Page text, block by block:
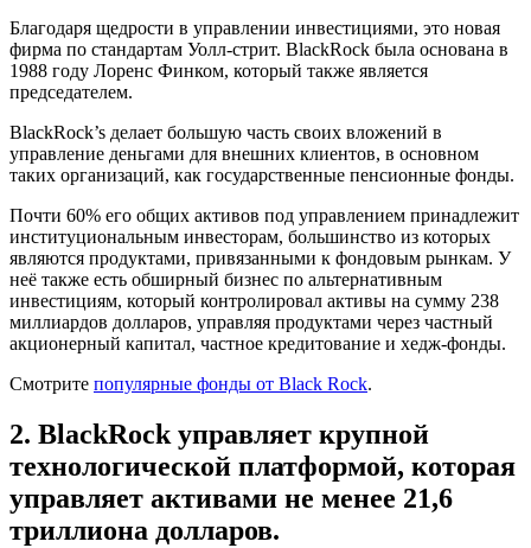
Благодаря щедрости в управлении инвестициями, это новая
фирма по стандартам Уолл-стрит. BlackRock была основана в
1988 году Лоренс Финком, который также является
председателем.
BlackRock’s делает большую часть своих вложений в
управление деньгами для внешних клиентов, в основном
таких организаций, как государственные пенсионные фонды.
Почти 60% его общих активов под управлением принадлежит
институциональным инвесторам, большинство из которых
являются продуктами, привязанными к фондовым рынкам. У
неё также есть обширный бизнес по альтернативным
инвестициям, который контролировал активы на сумму 238
миллиардов долларов, управляя продуктами через частный
акционерный капитал, частное кредитование и хедж-фонды.
Смотрите популярные фонды от Black Rock.
2. BlackRock управляет крупной
технологической платформой, которая
управляет активами не менее 21,6
триллиона долларов.